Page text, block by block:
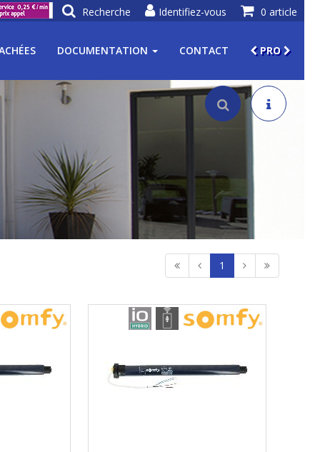
0 article
Identifiez-vous
Recherche
DOCUMENTATION CONTACT PRO
1